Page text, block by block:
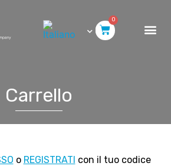
0
Carrello
o REGISTRATI con il tuo codice